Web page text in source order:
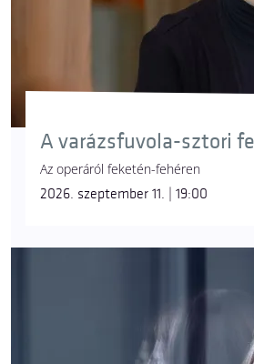
A varázsfuvola-sztori
Az operáról feketén-fehéren
2026. szeptember 11. | 19:00